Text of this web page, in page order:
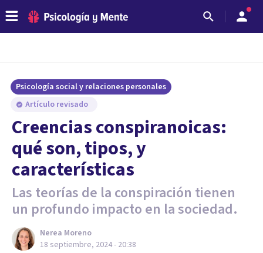
Psicología social y relaciones personales
Artículo revisado
Creencias conspiranoicas:
qué son, tipos, y
características
Las teorías de la conspiración tienen
un profundo impacto en la sociedad.
Nerea Moreno
18 septiembre, 2024 - 20:38